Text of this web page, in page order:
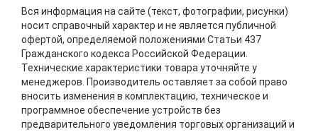
Вся информация на сайте (текст, фотографии, рисунки)
носит справочный характер и не является публичной
офертой, определяемой положениями Статьи 437
Гражданского кодекса Российской Федерации.
Технические характеристики товара уточняйте у
менеджеров. Производитель оставляет за собой право
вносить изменения в комплектацию, техническое и
программное обеспечение устройств без
предварительного уведомления торговых организаций и